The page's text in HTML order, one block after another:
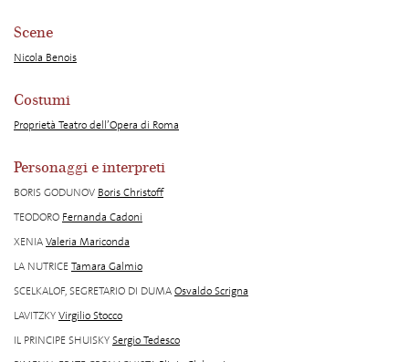
Scene
Nicola Benois
Costumi
Proprietà Teatro dell’Opera di Roma
Personaggi e interpreti
BORIS GODUNOV Boris Christoff
TEODORO Fernanda Cadoni
XENIAValeria Mariconda
LA NUTRICETamara Galmio
SCELKALOF, SEGRETARIO DI DUMAOsvaldo Scrigna
LAVITZKYVirgilio Stocco
IL PRINCIPE SHUISKYSergio Tedesco